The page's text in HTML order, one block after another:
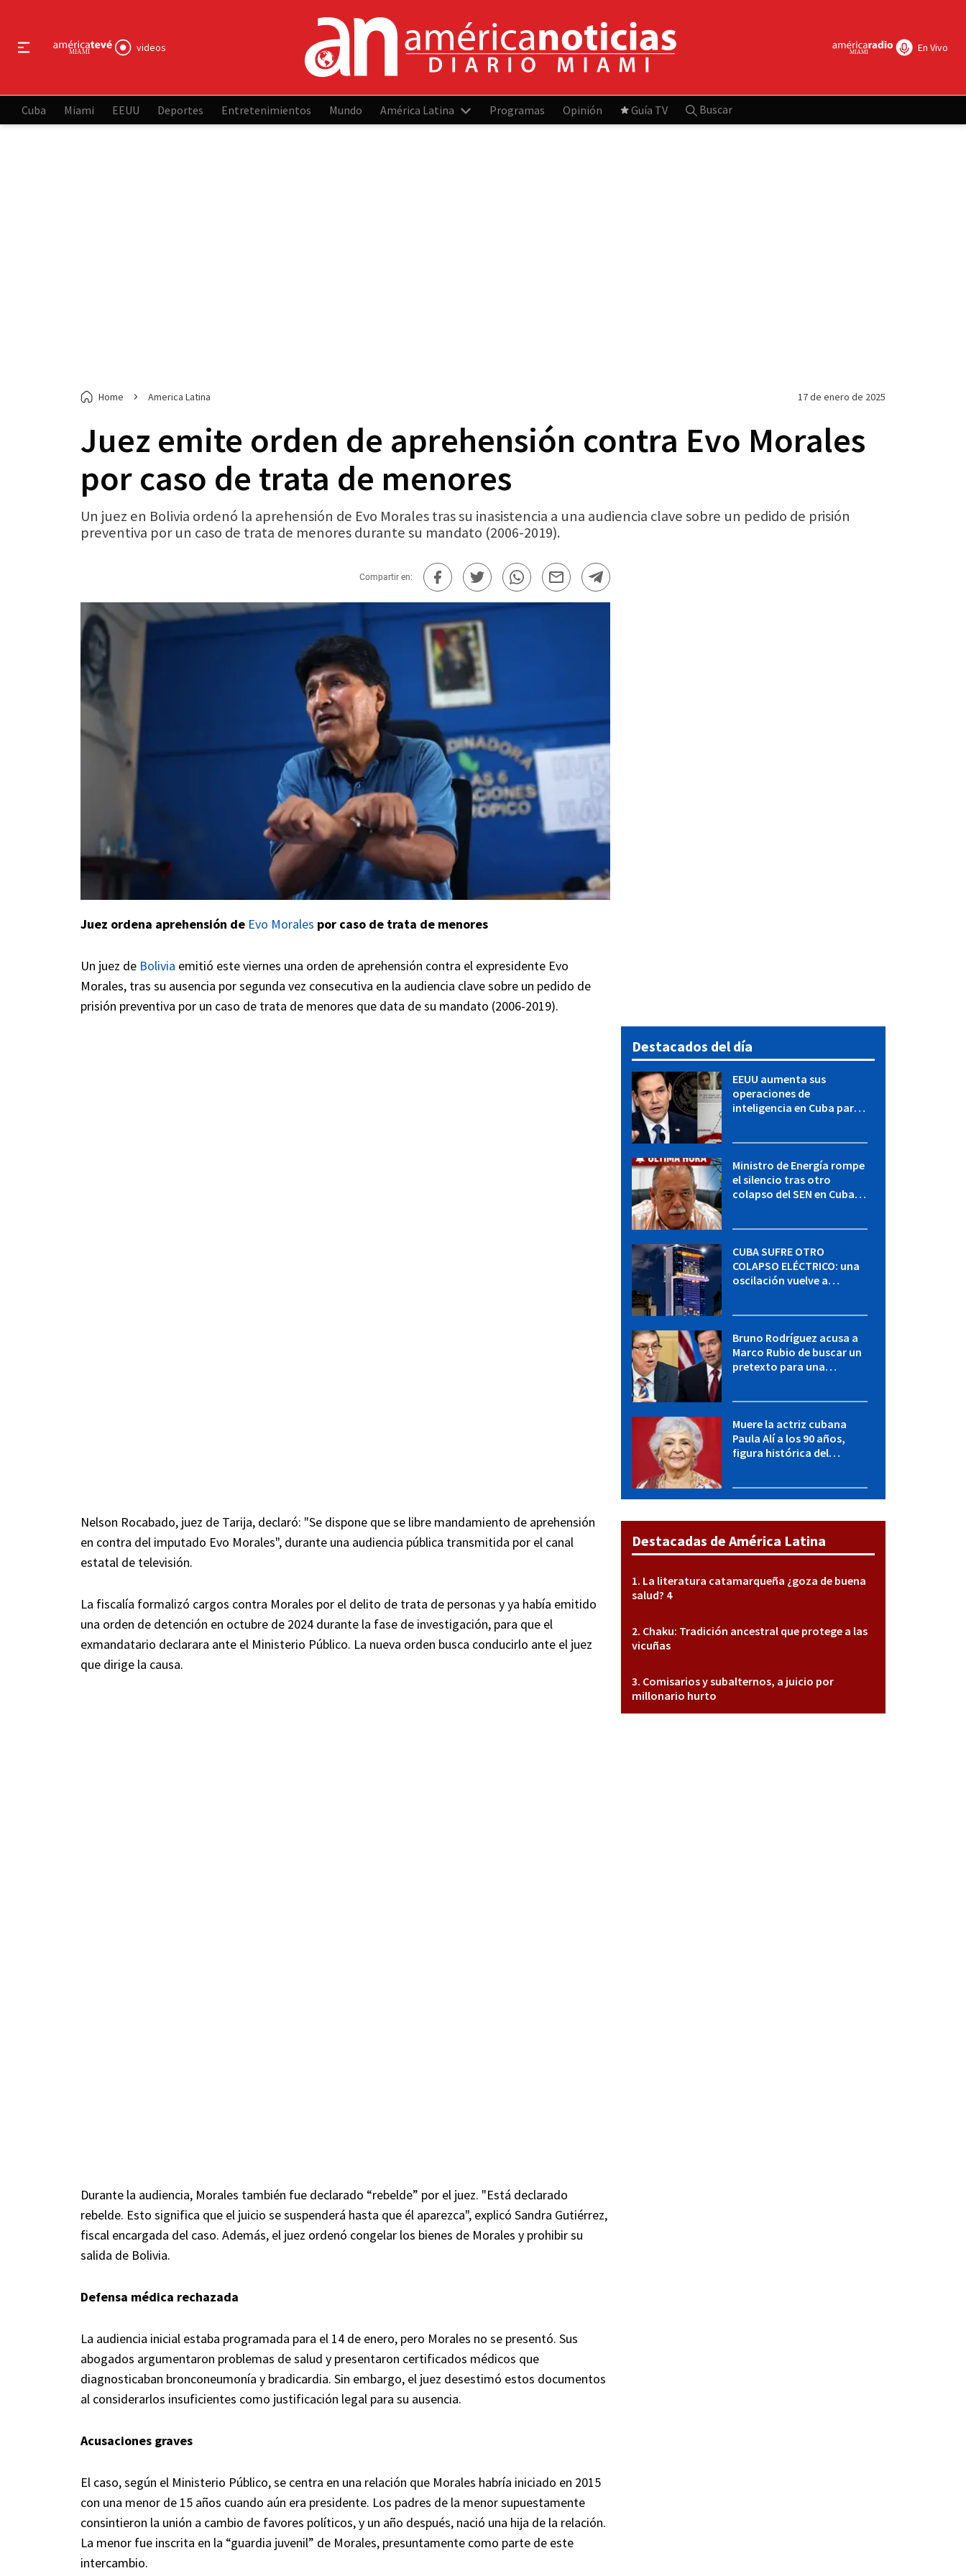
videos En Vivo
Cuba Miami EEUU Deportes Entretenimientos Mundo América Latina Programas Opinión Guía TV Buscar
Home America Latina 17 de enero de 2025
Juez emite orden de aprehensión contra Evo Morales
por caso de trata de menores
Un juez en Bolivia ordenó la aprehensión de Evo Morales tras su inasistencia a una audiencia clave sobre un pedido de prisión
preventiva por un caso de trata de menores durante su mandato (2006-2019).
Compartir en:
Juez ordena aprehensión de Evo Morales por caso de trata de menores
Un juez de Bolivia emitió este viernes una orden de aprehensión contra el expresidente Evo
Morales, tras su ausencia por segunda vez consecutiva en la audiencia clave sobre un pedido de
prisión preventiva por un caso de trata de menores que data de su mandato (2006-2019).
Nelson Rocabado, juez de Tarija, declaró: "Se dispone que se libre mandamiento de aprehensión
en contra del imputado Evo Morales", durante una audiencia pública transmitida por el canal
estatal de televisión.
La fiscalía formalizó cargos contra Morales por el delito de trata de personas y ya había emitido
una orden de detención en octubre de 2024 durante la fase de investigación, para que el
exmandatario declarara ante el Ministerio Público. La nueva orden busca conducirlo ante el juez
que dirige la causa.
Durante la audiencia, Morales también fue declarado “rebelde” por el juez. "Está declarado
rebelde. Esto significa que el juicio se suspenderá hasta que él aparezca", explicó Sandra Gutiérrez,
fiscal encargada del caso. Además, el juez ordenó congelar los bienes de Morales y prohibir su
salida de Bolivia.
Defensa médica rechazada
La audiencia inicial estaba programada para el 14 de enero, pero Morales no se presentó. Sus
abogados argumentaron problemas de salud y presentaron certificados médicos que
diagnosticaban bronconeumonía y bradicardia. Sin embargo, el juez desestimó estos documentos
al considerarlos insuficientes como justificación legal para su ausencia.
Acusaciones graves
El caso, según el Ministerio Público, se centra en una relación que Morales habría iniciado en 2015
con una menor de 15 años cuando aún era presidente. Los padres de la menor supuestamente
consintieron la unión a cambio de favores políticos, y un año después, nació una hija de la relación.
La menor fue inscrita en la “guardia juvenil” de Morales, presuntamente como parte de este
intercambio.
Destacados del día
EEUU aumenta sus
operaciones de
inteligencia en Cuba para
Ministro de Energía rompe
el silencio tras otro
colapso del SEN en Cuba:
CUBA SUFRE OTRO
COLAPSO ELÉCTRICO: una
oscilación vuelve a
Bruno Rodríguez acusa a
Marco Rubio de buscar un
pretexto para una
Muere la actriz cubana
Paula Alí a los 90 años,
figura histórica del
Destacadas de América Latina
La literatura catamarqueña ¿goza de buena
salud? 4
Chaku: Tradición ancestral que protege a las
vicuñas
Comisarios y subalternos, a juicio por
millonario hurto